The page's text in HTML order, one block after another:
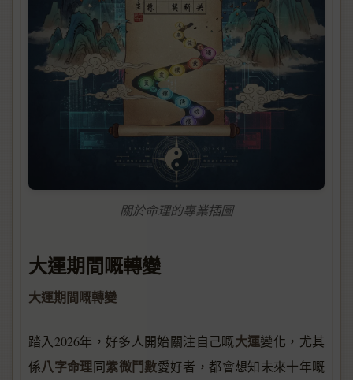
關於命理的專業插圖
大運期間嘅轉變
大運期間嘅轉變
踏入2026年，好多人開始關注自己嘅大運變化，尤其
係八字命理同紫微鬥數愛好者，都會想知未來十年嘅